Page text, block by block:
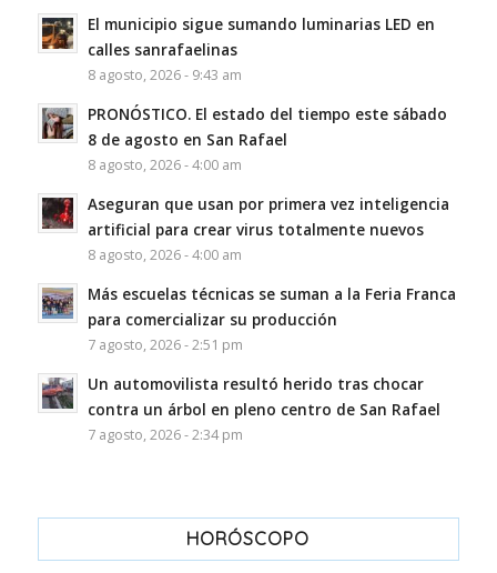
El municipio sigue sumando luminarias LED en
calles sanrafaelinas
8 agosto, 2026 - 9:43 am
PRONÓSTICO. El estado del tiempo este sábado
8 de agosto en San Rafael
8 agosto, 2026 - 4:00 am
Aseguran que usan por primera vez inteligencia
artificial para crear virus totalmente nuevos
8 agosto, 2026 - 4:00 am
Más escuelas técnicas se suman a la Feria Franca
para comercializar su producción
7 agosto, 2026 - 2:51 pm
Un automovilista resultó herido tras chocar
contra un árbol en pleno centro de San Rafael
7 agosto, 2026 - 2:34 pm
HORÓSCOPO